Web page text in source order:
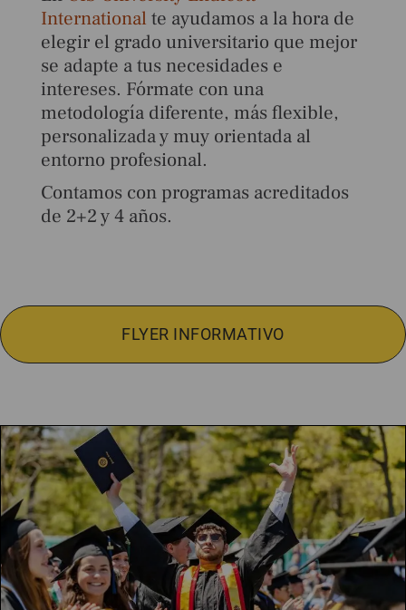
Internationalte ayudamos a la hora de
elegir el grado universitario que mejor
se adapte a tus necesidades e
intereses. Fórmate con una
metodología diferente, más flexible,
personalizada y muy orientada al
entorno profesional.
Contamos con programas acreditados
de 2+2 y 4 años.
FLYER INFORMATIVO